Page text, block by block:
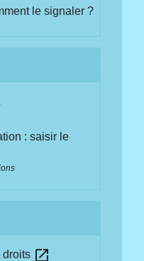
le signaler ?
: saisir le
droits open_in_new